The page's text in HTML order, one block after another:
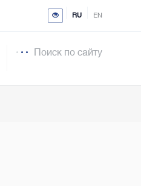
RU EN
Поиск по сайту